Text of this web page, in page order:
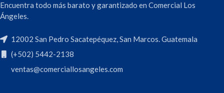
Encuentra todo más barato y garantizado en Comercial Los
Ángeles.
12002 San Pedro Sacatepéquez, San Marcos. Guatemala
(+502) 5442-2138
ventas@comerciallosangeles.com